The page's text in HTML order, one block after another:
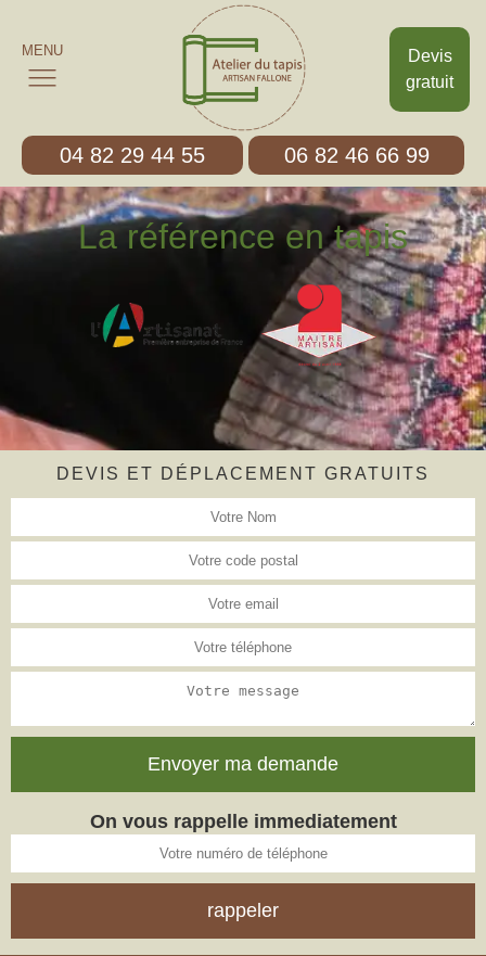
Devis
gratuit
MENU
04 82 29 44 55 06 82 46 66 99
La référence en tapis
DEVIS ET DÉPLACEMENT GRATUITS
On vous rappelle immediatement